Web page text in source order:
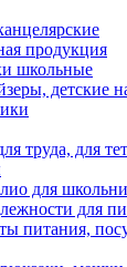
продукция
школьные
детские
труда, для
для
для
питания,